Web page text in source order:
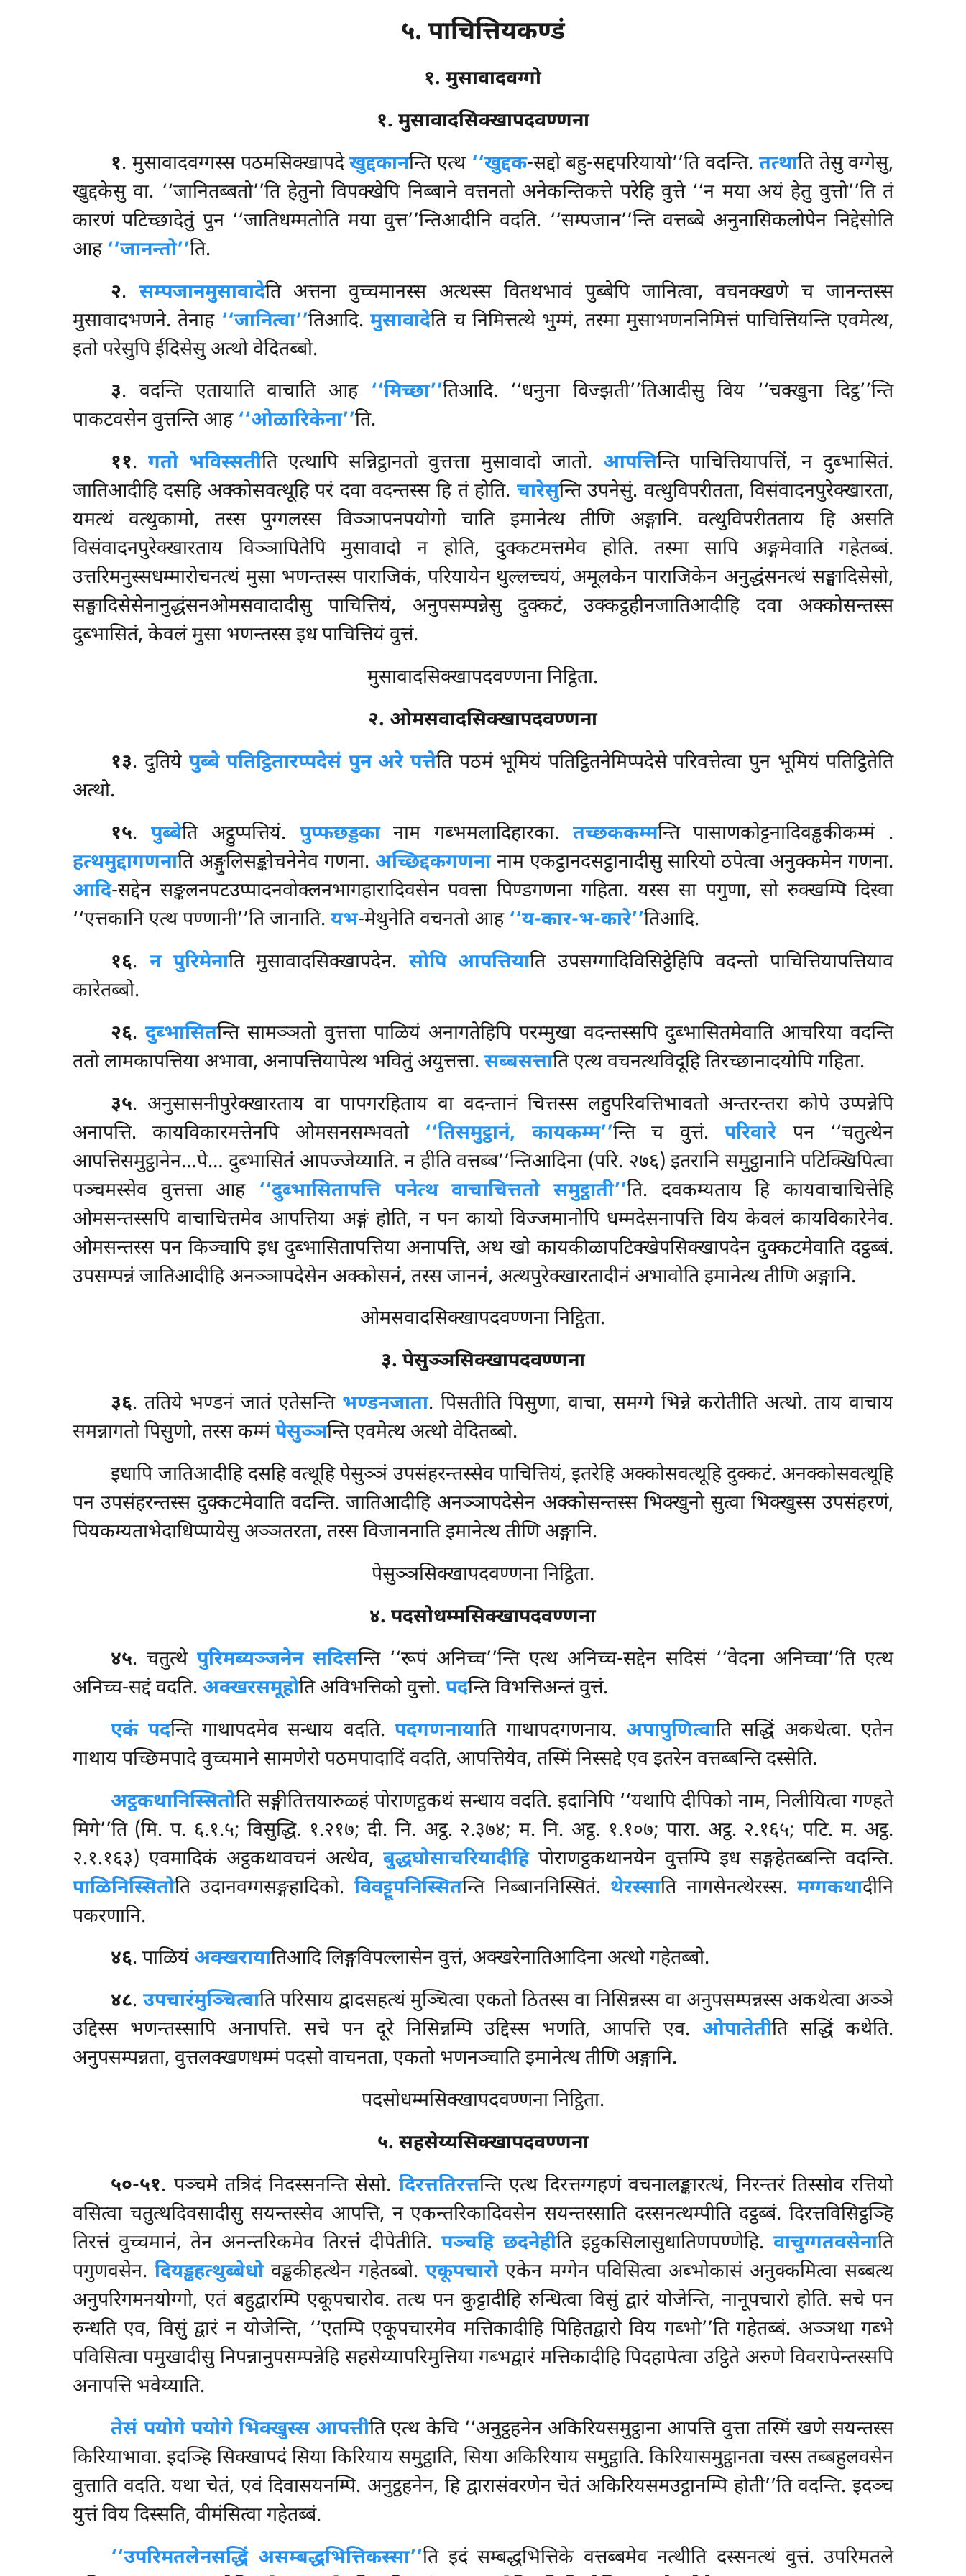
५. पाचित्तियकण्डं
१. मुसावादवग्गो
१. मुसावादसिक्खापदवण्णना
१. मुसावादवग्गस्स पठमसिक्खापदेखुद्दकानन्ति एत्थ ‘‘खुद्दक-सद्दो बहु-सद्दपरियायो’’ति वदन्ति. तत्थाति तेसु वग्गेसु,
खुद्दकेसु वा. ‘‘जानितब्बतो’’ति हेतुनो विपक्खेपि निब्बाने वत्तनतो अनेकन्तिकत्ते परेहि वुत्ते ‘‘न मया अयं हेतु वुत्तो’’तितं
कारणं पटिच्छादेतुं पुन ‘‘जातिधम्मतोति मया वुत्त’’न्तिआदीनि वदति. ‘‘सम्पजान’’न्ति वत्तब्बे अनुनासिकलोपेन निद्देसोति
आह ‘‘जानन्तो’’ति.
२. सम्पजानमुसावादेति अत्तना वुच्चमानस्स अत्थस्स वितथभावं पुब्बेपि जानित्वा, वचनक्खणे च जानन्तस्स
मुसावादभणने. तेनाह ‘‘जानित्वा’’तिआदि.मुसावादेति च निमित्तत्थे भुम्मं, तस्मा मुसाभणननिमित्तं पाचित्तियन्ति एवमेत्थ,
इतो परेसुपि ईदिसेसु अत्थो वेदितब्बो.
३. वदन्ति एतायाति वाचाति आह ‘‘मिच्छा’’तिआदि. ‘‘धनुना विज्झती’’तिआदीसु विय ‘‘चक्खुना दिट्ठ’’न्ति
पाकटवसेन वुत्तन्ति आह ‘‘ओळारिकेना’’ति.
११.गतो भविस्सतीति एत्थापि सन्निट्ठानतो वुत्तत्ता मुसावादो जातो. आपत्तिन्ति पाचित्तियापत्तिं, न दुब्भासितं.
जातिआदीहि दसहि अक्कोसवत्थूहि परं दवा वदन्तस्स हि तं होति. चारेसुन्ति उपनेसुं. वत्थुविपरीतता, विसंवादनपुरेक्खारता,
यमत्थं वत्थुकामो, तस्स पुग्गलस्स विञ्ञापनपयोगो चाति इमानेत्थ तीणि अङ्गानि. वत्थुविपरीतताय हि असति
विसंवादनपुरेक्खारताय विञ्ञापितेपि मुसावादो न होति, दुक्कटमत्तमेव होति. तस्मा सापि अङ्गमेवाति गहेतब्बं.
उत्तरिमनुस्सधम्मारोचनत्थं मुसा भणन्तस्स पाराजिकं, परियायेन थुल्लच्चयं, अमूलकेन पाराजिकेन अनुद्धंसनत्थं सङ्घादिसेसो,
सङ्घादिसेसेनानुद्धंसनओमसवादादीसु पाचित्तियं, अनुपसम्पन्नेसु दुक्कटं, उक्कट्ठहीनजातिआदीहि दवा अक्कोसन्तस्स
दुब्भासितं, केवलं मुसा भणन्तस्स इध पाचित्तियं वुत्तं.
मुसावादसिक्खापदवण्णना निट्ठिता.
२. ओमसवादसिक्खापदवण्णना
१३. दुतिये पुब्बे पतिट्ठितारप्पदेसं पुन अरे पत्तेति पठमं भूमियं पतिट्ठितनेमिप्पदेसे परिवत्तेत्वा पुन भूमियं पतिट्ठितेति
अत्थो.
१५.पुब्बेति अट्ठुप्पत्तियं. पुप्फछड्डकानाम गब्भमलादिहारका. तच्छककम्मन्ति पासाणकोट्टनादिवड्ढकीकम्मं .
हत्थमुद्दागणनाति अङ्गुलिसङ्कोचनेनेव गणना. अच्छिद्दकगणनानाम एकट्ठानदसट्ठानादीसु सारियो ठपेत्वा अनुक्कमेन गणना.
आदि-सद्देन सङ्कलनपटउप्पादनवोक्लनभागहारादिवसेन पवत्ता पिण्डगणना गहिता. यस्स सा पगुणा, सो रुक्खम्पि दिस्वा
‘‘एत्तकानि एत्थ पण्णानी’’तिजानाति. यभ-मेथुनेति वचनतो आह ‘‘य-कार-भ-कारे’’तिआदि.
१६. न पुरिमेनाति मुसावादसिक्खापदेन. सोपि आपत्तियाति उपसग्गादिविसिट्ठेहिपि वदन्तो पाचित्तियापत्तियाव
कारेतब्बो.
२६.दुब्भासितन्ति सामञ्ञतो वुत्तत्ता पाळियं अनागतेहिपि परम्मुखा वदन्तस्सपि दुब्भासितमेवाति आचरिया वदन्ति
ततो लामकापत्तिया अभावा, अनापत्तियापेत्थ भवितुं अयुत्तत्ता. सब्बसत्ताति एत्थ वचनत्थविदूहि तिरच्छानादयोपि गहिता.
३५. अनुसासनीपुरेक्खारताय वा पापगरहिताय वा वदन्तानं चित्तस्स लहुपरिवत्तिभावतो अन्तरन्तरा कोपे उप्पन्नेपि
अनापत्ति. कायविकारमत्तेनपि ओमसनसम्भवतो ‘‘तिसमुट्ठानं, कायकम्म’’न्ति च वुत्तं.परिवारेपन ‘‘चतुत्थेन
आपत्तिसमुट्ठानेन…पे… दुब्भासितं आपज्जेय्याति. न हीति वत्तब्ब’’न्तिआदिना (परि. २७६) इतरानि समुट्ठानानि पटिक्खिपित्वा
पञ्चमस्सेव वुत्तत्ता आह ‘‘दुब्भासितापत्ति पनेत्थ वाचाचित्ततो समुट्ठाती’’ति. दवकम्यताय हि कायवाचाचित्तेहि
ओमसन्तस्सपि वाचाचित्तमेव आपत्तिया अङ्गं होति, न पन कायो विज्जमानोपि धम्मदेसनापत्ति विय केवलं कायविकारेनेव.
ओमसन्तस्स पन किञ्चापि इध दुब्भासितापत्तिया अनापत्ति, अथ खो कायकीळापटिक्खेपसिक्खापदेन दुक्कटमेवाति दट्ठब्बं.
उपसम्पन्नं जातिआदीहि अनञ्ञापदेसेन अक्कोसनं, तस्स जाननं, अत्थपुरेक्खारतादीनं अभावोति इमानेत्थ तीणि अङ्गानि.
ओमसवादसिक्खापदवण्णना निट्ठिता.
३. पेसुञ्ञसिक्खापदवण्णना
३६. ततिये भण्डनं जातं एतेसन्ति भण्डनजाता. पिसतीति पिसुणा, वाचा, समग्गे भिन्नेकरोतीति अत्थो. ताय वाचाय
समन्नागतो पिसुणो, तस्स कम्मंपेसुञ्ञन्ति एवमेत्थ अत्थो वेदितब्बो.
इधापि जातिआदीहि दसहि वत्थूहि पेसुञ्ञं उपसंहरन्तस्सेव पाचित्तियं, इतरेहि अक्कोसवत्थूहि दुक्कटं. अनक्कोसवत्थूहि
पन उपसंहरन्तस्स दुक्कटमेवाति वदन्ति. जातिआदीहि अनञ्ञापदेसेन अक्कोसन्तस्स भिक्खुनो सुत्वा भिक्खुस्स उपसंहरणं,
पियकम्यताभेदाधिप्पायेसु अञ्ञतरता, तस्स विजाननाति इमानेत्थ तीणि अङ्गानि.
पेसुञ्ञसिक्खापदवण्णना निट्ठिता.
४. पदसोधम्मसिक्खापदवण्णना
४५. चतुत्थेपुरिमब्यञ्जनेन सदिसन्ति ‘‘रूपं अनिच्च’’न्ति एत्थ अनिच्च-सद्देन सदिसं ‘‘वेदना अनिच्चा’’ति एत्थ
अनिच्च-सद्दं वदति. अक्खरसमूहोति अविभत्तिको वुत्तो. पदन्ति विभत्तिअन्तं वुत्तं.
एकं पदन्ति गाथापदमेव सन्धाय वदति.पदगणनायाति गाथापदगणनाय. अपापुणित्वाति सद्धिं अकथेत्वा. एतेन
गाथाय पच्छिमपादे वुच्चमाने सामणेरो पठमपादादिं वदति, आपत्तियेव, तस्मिं निस्सद्दे एव इतरेन वत्तब्बन्ति दस्सेति.
अट्ठकथानिस्सितोति सङ्गीतित्तयारुळ्हं पोराणट्ठकथं सन्धाय वदति. इदानिपि ‘‘यथापि दीपिको नाम, निलीयित्वा गण्हते
मिगे’’ति (मि. प. ६.१.५; विसुद्धि. १.२१७; दी. नि. अट्ठ. २.३७४; म. नि. अट्ठ. १.१०७; पारा. अट्ठ. २.१६५; पटि. म. अट्ठ.
२.१.१६३) एवमादिकं अट्ठकथावचनं अत्थेव, बुद्धघोसाचरियादीहिपोराणट्ठकथानयेन वुत्तम्पि इध सङ्गहेतब्बन्ति वदन्ति.
पाळिनिस्सितोति उदानवग्गसङ्गहादिको. विवट्टूपनिस्सितन्ति निब्बाननिस्सितं. थेरस्साति नागसेनत्थेरस्स.मग्गकथादीनि
पकरणानि.
४६. पाळियं अक्खरायातिआदि लिङ्गविपल्लासेन वुत्तं, अक्खरेनातिआदिना अत्थो गहेतब्बो.
४८. उपचारंमुञ्चित्वाति परिसाय द्वादसहत्थं मुञ्चित्वा एकतो ठितस्स वा निसिन्नस्स वा अनुपसम्पन्नस्स अकथेत्वा अञ्ञे
उद्दिस्स भणन्तस्सापि अनापत्ति. सचे पन दूरे निसिन्नम्पि उद्दिस्स भणति, आपत्ति एव. ओपातेतीति सद्धिं कथेति.
अनुपसम्पन्नता, वुत्तलक्खणधम्मं पदसो वाचनता, एकतो भणनञ्चाति इमानेत्थ तीणि अङ्गानि.
पदसोधम्मसिक्खापदवण्णना निट्ठिता.
५. सहसेय्यसिक्खापदवण्णना
५०-५१. पञ्चमे तत्रिदं निदस्सनन्ति सेसो. दिरत्ततिरत्तन्ति एत्थ दिरत्तग्गहणं वचनालङ्कारत्थं, निरन्तरं तिस्सोव रत्तियो
वसित्वा चतुत्थदिवसादीसु सयन्तस्सेव आपत्ति, न एकन्तरिकादिवसेन सयन्तस्साति दस्सनत्थम्पीति दट्ठब्बं. दिरत्तविसिट्ठञ्हि
तिरत्तं वुच्चमानं, तेन अनन्तरिकमेव तिरत्तं दीपेतीति.पञ्चहि छदनेहीति इट्ठकसिलासुधातिणपण्णेहि.वाचुग्गतवसेनाति
पगुणवसेन. दियड्ढहत्थुब्बेधोवड्ढकीहत्थेन गहेतब्बो.एकूपचारोएकेन मग्गेन पविसित्वा अब्भोकासं अनुक्कमित्वा सब्बत्थ
अनुपरिगमनयोग्गो, एतं बहुद्वारम्पि एकूपचारोव. तत्थ पन कुट्टादीहि रुन्धित्वा विसुं द्वारं योजेन्ति, नानूपचारो होति. सचे पन
रुन्धति एव, विसुं द्वारं न योजेन्ति, ‘‘एतम्पि एकूपचारमेव मत्तिकादीहि पिहितद्वारो विय गब्भो’’ति गहेतब्बं. अञ्ञथा गब्भे
पविसित्वा पमुखादीसु निपन्नानुपसम्पन्नेहि सहसेय्यापरिमुत्तिया गब्भद्वारं मत्तिकादीहि पिदहापेत्वा उट्ठिते अरुणे विवरापेन्तस्सपि
अनापत्ति भवेय्याति.
तेसं पयोगे पयोगे भिक्खुस्स आपत्तीति एत्थ केचि ‘‘अनुट्ठहनेन अकिरियसमुट्ठाना आपत्ति वुत्ता तस्मिं खणे सयन्तस्स
किरियाभावा. इदञ्हि सिक्खापदं सिया किरियाय समुट्ठाति, सिया अकिरियाय समुट्ठाति. किरियासमुट्ठानता चस्स तब्बहुलवसेन
वुत्ताति वदति. यथा चेतं, एवं दिवासयनम्पि. अनुट्ठहनेन, हि द्वारासंवरणेन चेतं अकिरियसमउट्ठानम्पि होती’’ति वदन्ति. इदञ्च
युत्तं विय दिस्सति, वीमंसित्वा गहेतब्बं.
‘‘उपरिमतलेनसद्धिं असम्बद्धभित्तिकस्सा’’ति इदं सम्बद्धभित्तिके वत्तब्बमेव नत्थीति दस्सनत्थं वुत्तं. उपरिमतले